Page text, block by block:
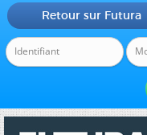
Retour sur Futura